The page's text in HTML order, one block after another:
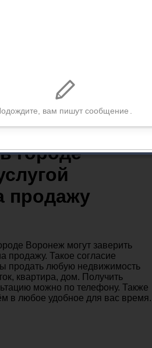
Воронеж с услугой Согласие на
городе
продажу
Воронеж могут заверить
продажу. Такое согласие
продать любую недвижимость
квартира, дом. Получить
можно по телефону. Также
в любое удобное для вас время.